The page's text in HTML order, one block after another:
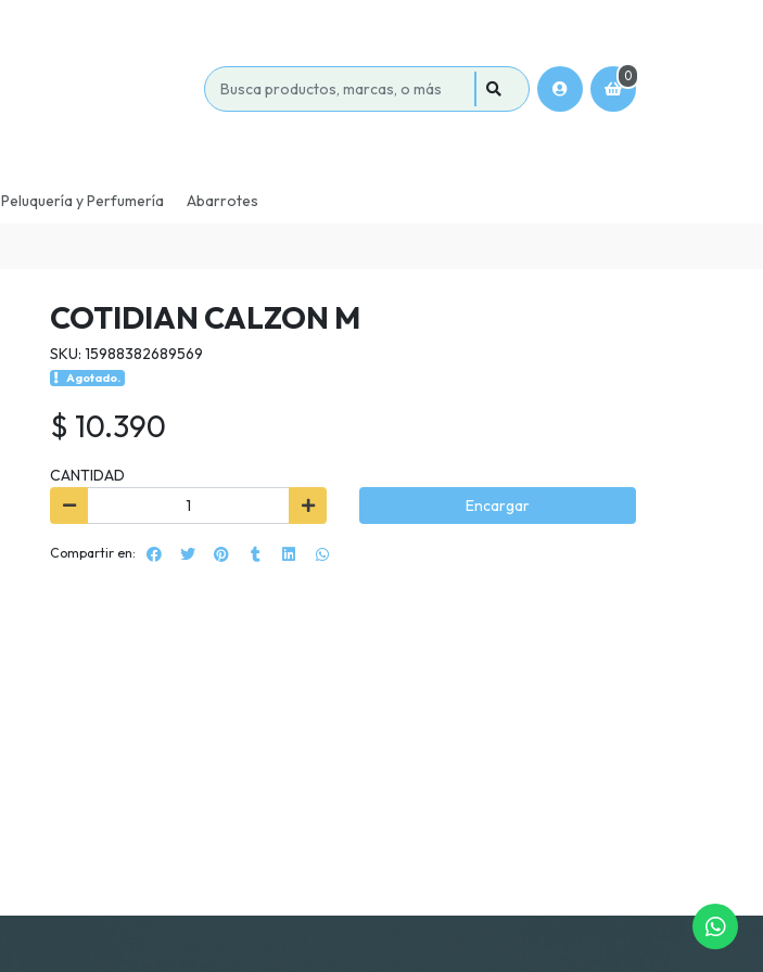
0
Peluquería y Perfumería Abarrotes
COTIDIAN CALZON M
SKU: 15988382689569
Agotado.
$ 10.390
CANTIDAD
Encargar
Compartir en: